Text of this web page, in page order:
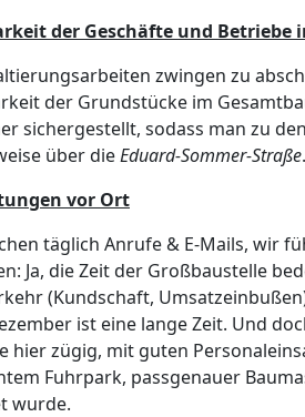
der Geschäfte und Betriebe
zwingen zu
der Grundstücke im
sichergestellt, sodass man zu
über dieEduard-Sommer-Straße
vor Ort
täglich Anrufe & E-Mails, wir
Ja, die Zeit der Großbaustelle
(Kundschaft,
ist eine lange Zeit. Und
hier zügig, mit guten
Fuhrpark, passgenauer
wurde.